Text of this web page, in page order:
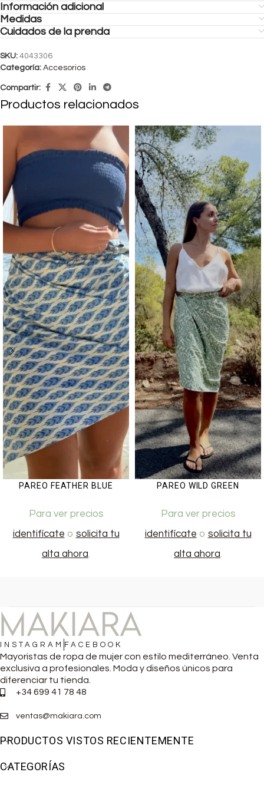
Información adicional
Medidas
Cuidados de la prenda
SKU: 4043306
Categoría: Accesorios
Compartir:
Productos relacionados
PAREO FEATHER BLUE
Para ver precios
identifícate o solicita tu
alta ahora.
PAREO WILD GREEN
Para ver precios
identifícate o solicita tu
alta ahora.
INSTAGRAM FACEBOOK
Mayoristas de ropa de mujer con estilo mediterráneo. Venta
exclusiva a profesionales. Moda y diseños únicos para
diferenciar tu tienda.
+34 699 41 78 48
ventas@makiara.com
PRODUCTOS VISTOS RECIENTEMENTE
CATEGORÍAS